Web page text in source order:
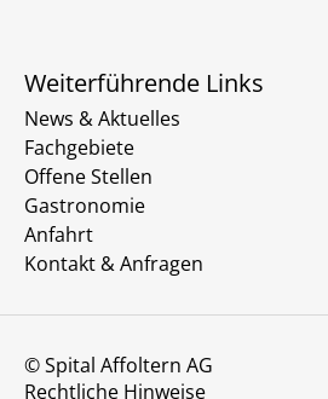
Weiterführende Links
News & Aktuelles
Fachgebiete
Offene Stellen
Gastronomie
Anfahrt
Kontakt & Anfragen
© Spital Affoltern AG
Rechtliche Hinweise